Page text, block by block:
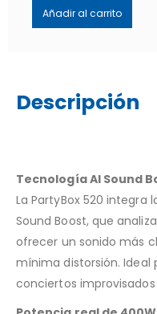
Añadir al carrito
Descripción
Tecnología AI Sound
La PartyBox 520 integra
Sound Boost, que
ofrecer un sonido más
mínima distorsión. Ideal
conciertos